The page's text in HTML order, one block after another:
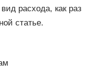
расхода, как раз
статье.